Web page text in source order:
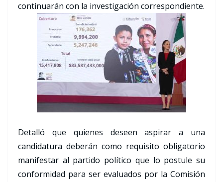
continuarán con la investigación correspondiente.​
Detalló que quienes deseen aspirar a una
candidatura deberán como requisito obligatorio
manifestar al partido político que lo postule su
conformidad para ser evaluados por la Comisión